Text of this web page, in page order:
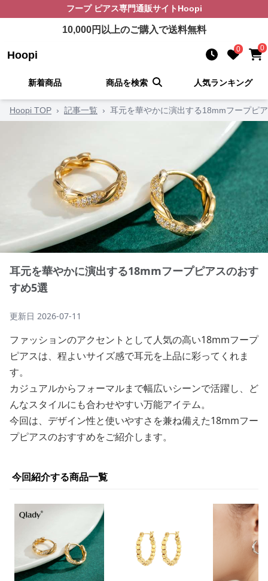
フープ ピアス専門通販サイト Hoopi
10,000円以上のご購入で送料無料
Hoopi 0 0
新着商品 商品を検索 人気ランキング
Hoopi TOP › 記事一覧 › 耳元を華やかに演出する18mmフープピ
耳元を華やかに演出する18mmフープピアスのおす
すめ5選
更新日 2026-07-11
ファッションのアクセントとして人気の高い18mmフープ
ピアスは、程よいサイズ感で耳元を上品に彩ってくれま
す。
カジュアルからフォーマルまで幅広いシーンで活躍し、ど
んなスタイルにも合わせやすい万能アイテム。
今回は、デザイン性と使いやすさを兼ね備えた18mmフー
プピアスのおすすめをご紹介します。
今回紹介する商品一覧